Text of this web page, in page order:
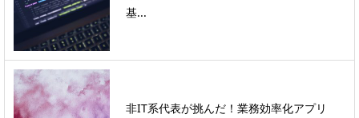
基...
非IT系代表が挑んだ！業務効率化アプリ